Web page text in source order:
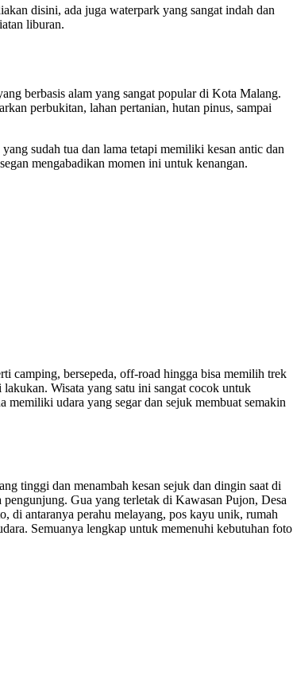
disini, ada juga waterpark yang sangat indah dan
liburan.
berbasis alam yang sangat popular di Kota Malang.
perbukitan, lahan pertanian, hutan pinus, sampai
sudah tua dan lama tetapi memiliki kesan antic dan
mengabadikan momen ini untuk kenangan.
camping, bersepeda, off-road hingga bisa memilih trek
Wisata yang satu ini sangat cocok untuk
memiliki udara yang segar dan sejuk membuat semakin
tinggi dan menambah kesan sejuk dan dingin saat di
Gua yang terletak di Kawasan Pujon, Desa
di antaranya perahu melayang, pos kayu unik, rumah
Semuanya lengkap untuk memenuhi kebutuhan foto